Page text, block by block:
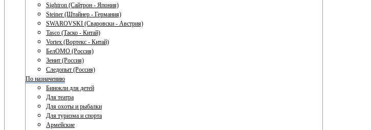
Sightron (Сайтрон - Япония)
Steiner (Штайнер - Германия)
SWAROVSKI (Сваровски - Австрия)
Tasco (Таско - Китай)
Vortex (Вортекс - Китай)
БелОМО (Россия)
Зенит (Россия)
Следопыт (Россия)
По назначению
Бинокли для детей
Для театра
Для охоты и рыбалки
Для туризма и спорта
Армейские